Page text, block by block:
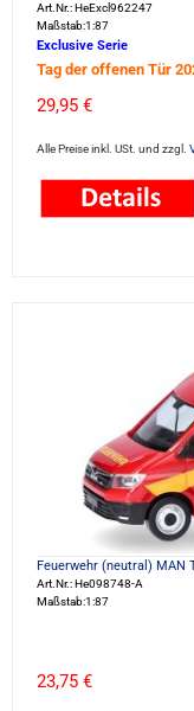
Art.Nr.: HeExcl962247
Maßstab:1:87
Exclusive Serie
Tag der offenen Tür
29,95 €
Alle Preise inkl. USt. und zzgl.
Feuerwehr (neutral) MAN
Art.Nr.: He098748-A
Maßstab:1:87
23,75 €